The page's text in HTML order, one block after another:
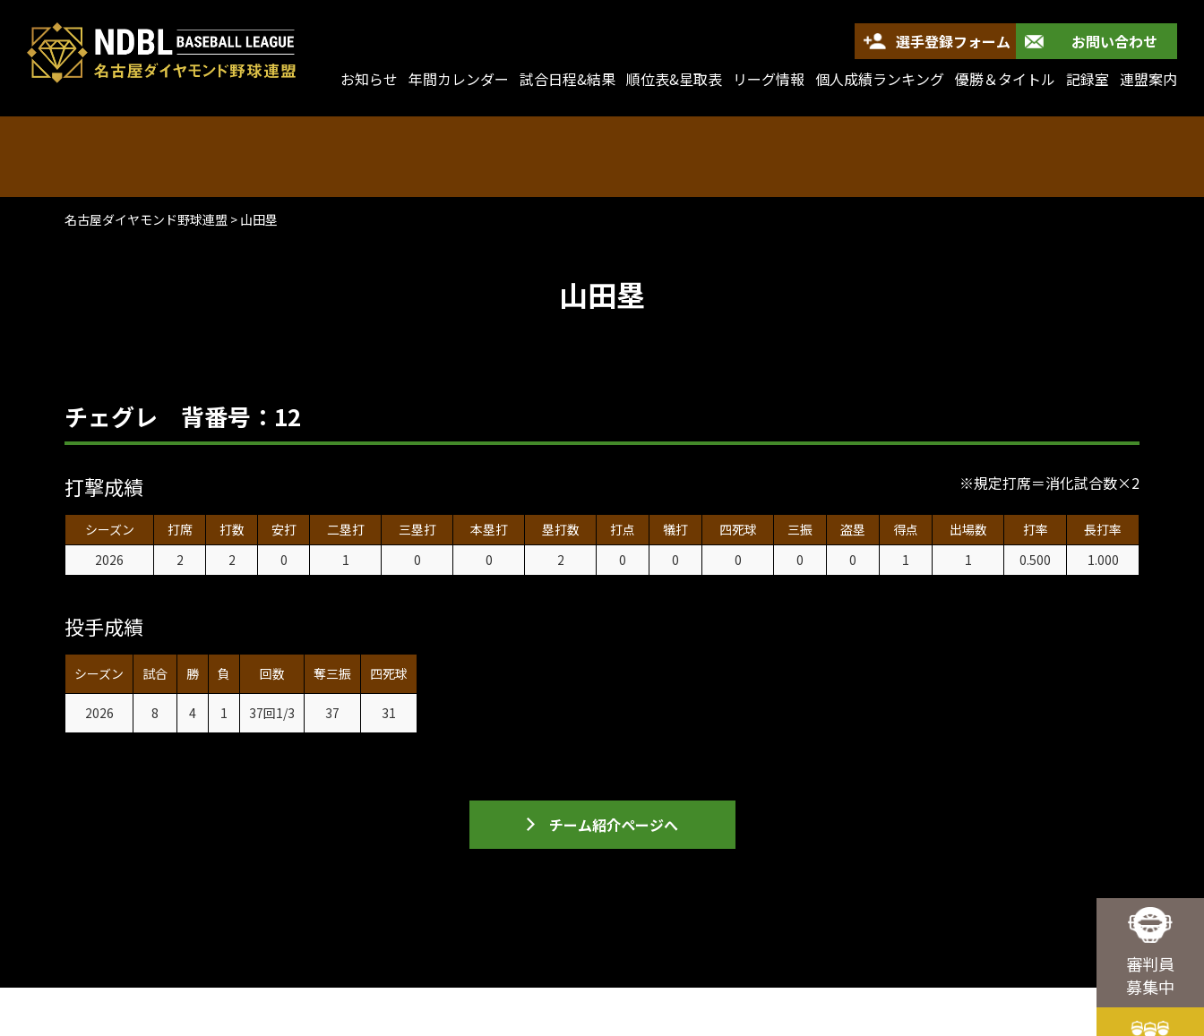
選手登録フォーム
お問い合わせ
お知らせ 年間カレンダー 試合日程&結果 順位表&星取表 リーグ情報 個人成績ランキング 優勝＆タイトル 記録室 連盟案内
名古屋ダイヤモンド野球連盟 > 山田塁
山田塁
チェグレ 背番号：12
打撃成績 ※規定打席＝消化試合数×2
シーズン 打席 打数 安打 二塁打 三塁打 本塁打 塁打数 打点 犠打 四死球 三振 盗塁 得点 出場数 打率
長打率
2026
2 2 0 1 0 0 2 0 0 0 0 0 1 1 0.500 1.000
投手成績
シーズン 試合 勝 負 回数 奪三振 四死球
2026 8 4 1 37回1/3 37 31
チーム紹介ページへ
審判員
募集中